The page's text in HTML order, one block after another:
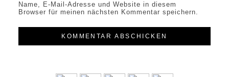
Name, E-Mail-Adresse und Website in diesem
Browser für meinen nächsten Kommentar speichern.